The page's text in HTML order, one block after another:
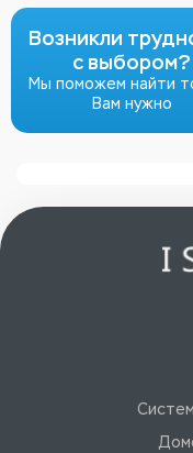
Возникли
с выбором?
Мы поможем найти
Вам нужно